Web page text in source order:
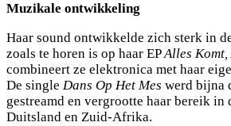
Muzikale ontwikkeling
Haar sound ontwikkelde zich sterk in
zoals te horen is op haar EPAlles
combineert ze elektronica met haar
De single Dans Op Het Mes werd bijna
gestreamd en vergrootte haar bereik in
Duitsland en Zuid-Afrika.